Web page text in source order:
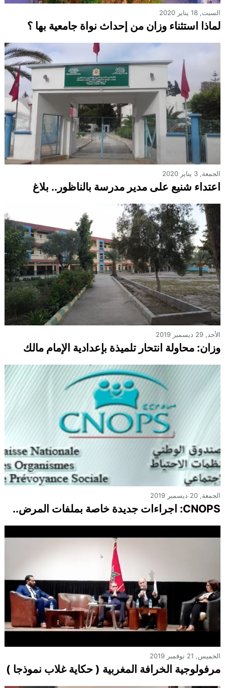
السبت, 18 يناير 2020
لماذا استثناء وزان من إحداث نواة جامعية بها ؟
الجمعة, 3 يناير 2020
اعتداء شنيع على مدير مدرسة بالناظور.. بلاغ
الأحد, 29 ديسمبر 2019
وزان: محاولة انتحار تلميذة بإعدادية الإمام مالك
الجمعة, 20 ديسمبر 2019
CNOPS: اجراءات جديدة خاصة بملفات المرض..
الخميس, 21 نوفمبر 2019
مرفولوجية الخرافة المغربية ( حكاية غلاب نموذجا )